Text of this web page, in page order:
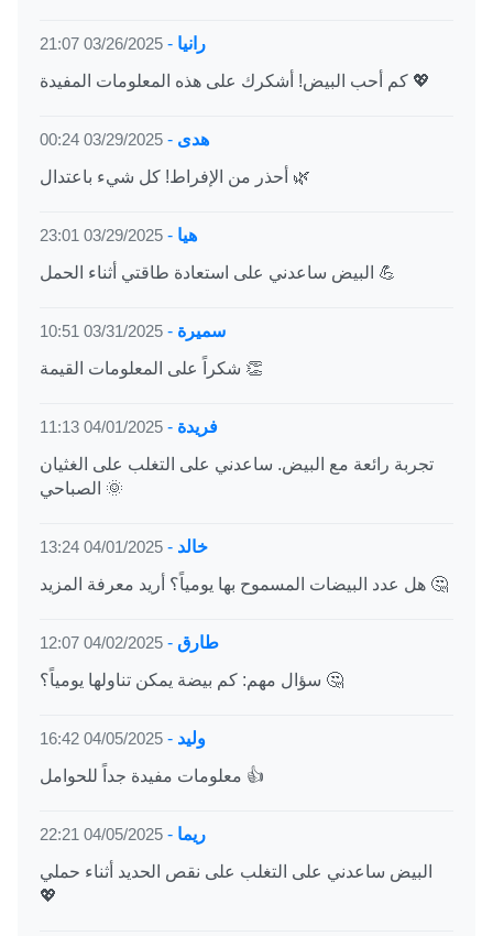
رانيا -
03/26/2025 21:07
كم أحب البيض! أشكرك على هذه المعلومات المفيدة 💖
هدى -
03/29/2025 00:24
أحذر من الإفراط! كل شيء باعتدال 🌿
هيا -
03/29/2025 23:01
البيض ساعدني على استعادة طاقتي أثناء الحمل 💪
سميرة -
03/31/2025 10:51
شكراً على المعلومات القيمة 👏
فريدة -
04/01/2025 11:13
تجربة رائعة مع البيض. ساعدني على التغلب على الغثيان
الصباحي 🌞
خالد -
04/01/2025 13:24
هل عدد البيضات المسموح بها يومياً؟ أريد معرفة المزيد 🤔
طارق -
04/02/2025 12:07
سؤال مهم: كم بيضة يمكن تناولها يومياً؟ 🤔
وليد -
04/05/2025 16:42
معلومات مفيدة جداً للحوامل 👍
ريما -
04/05/2025 22:21
البيض ساعدني على التغلب على نقص الحديد أثناء حملي
💖